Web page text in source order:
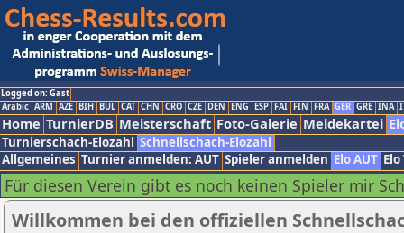
Logged on: Gast
Arabic ARM AZE BIH BUL CAT CHN CRO CZE DEN ENG ESP FAI FIN FRA GER GRE INA
Home TurnierDB Meisterschaft Foto-Galerie Meldekartei
Turnierschach-Elozahl Schnellschach-Elozahl
Allgemeines Turnier anmelden: AUT Spieler anmelden Elo AUT
Für diesen Verein gibt es noch keinen Spieler mir
Willkommen bei den offiziellen